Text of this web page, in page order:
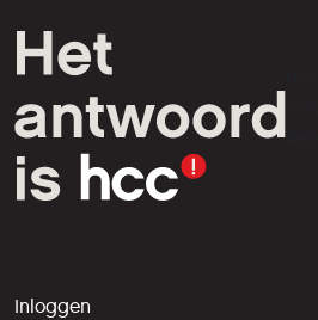
Inloggen